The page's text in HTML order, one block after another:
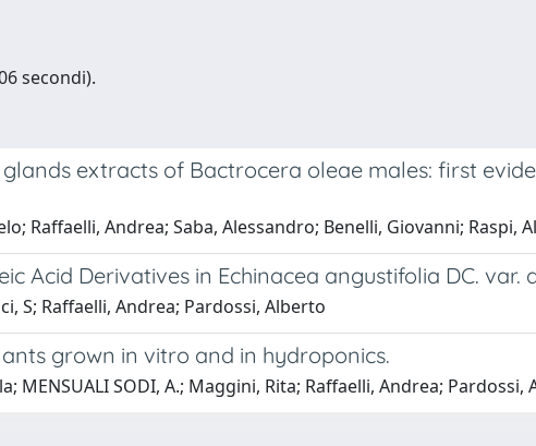
secondi).
extracts of Bactrocera oleae males: first
Raffaelli, Andrea; Saba, Alessandro; Benelli, Giovanni; Raspi,
Acid Derivatives in Echinacea angustifolia DC.
S; Raffaelli, Andrea; Pardossi, Alberto
grown in vitro and in hydroponics.
MENSUALI SODI, A.; Maggini, Rita; Raffaelli, Andrea; Pardossi,